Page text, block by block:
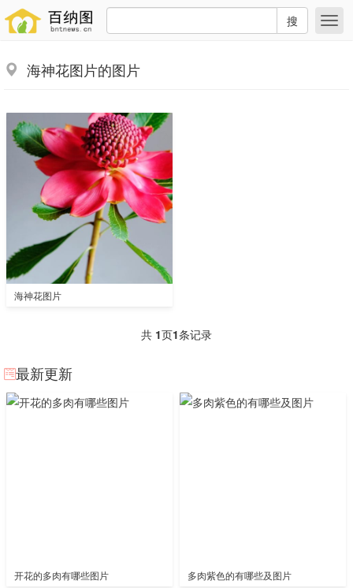
搜
海神花图片的图片
海神花图片
共 1页1条记录
最新更新
开花的多肉有哪些图片 多肉紫色的有哪些及图片